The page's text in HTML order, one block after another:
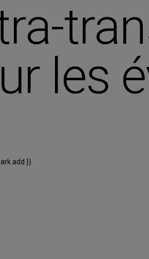
les
}}